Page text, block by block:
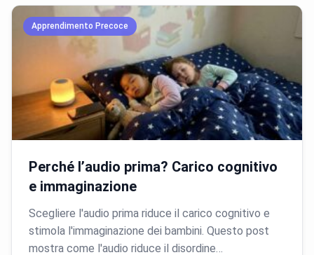
Apprendimento Precoce
Perché l’audio prima? Carico cognitivo
e immaginazione
Scegliere l'audio prima riduce il carico cognitivo e
stimola l'immaginazione dei bambini. Questo post
mostra come l'audio riduce il disordine…